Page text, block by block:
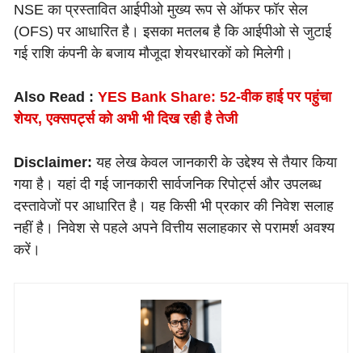
NSE का प्रस्तावित आईपीओ मुख्य रूप से ऑफर फॉर सेल
(OFS) पर आधारित है। इसका मतलब है कि आईपीओ से जुटाई
गई राशि कंपनी के बजाय मौजूदा शेयरधारकों को मिलेगी।
Also Read : YES Bank Share: 52-वीक हाई पर पहुंचा
शेयर, एक्सपर्ट्स को अभी भी दिख रही है तेजी
Disclaimer: यह लेख केवल जानकारी के उद्देश्य से तैयार किया
गया है। यहां दी गई जानकारी सार्वजनिक रिपोर्ट्स और उपलब्ध
दस्तावेजों पर आधारित है। यह किसी भी प्रकार की निवेश सलाह
नहीं है। निवेश से पहले अपने वित्तीय सलाहकार से परामर्श अवश्य
करें।